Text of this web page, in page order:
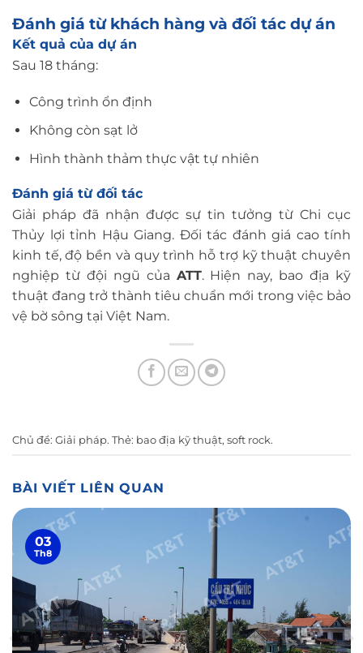
Đánh giá từ khách hàng và đối tác dự án
Kết quả của dự án
Sau 18 tháng:
Công trình ổn định
Không còn sạt lở
Hình thành thảm thực vật tự nhiên
Đánh giá từ đối tác
Giải pháp đã nhận được sự tin tưởng từ Chi cục
Thủy lợi tỉnh Hậu Giang. Đối tác đánh giá cao tính
kinh tế, độ bền và quy trình hỗ trợ kỹ thuật chuyên
nghiệp từ đội ngũ của ATT. Hiện nay, bao địa kỹ
thuật đang trở thành tiêu chuẩn mới trong việc bảo
vệ bờ sông tại Việt Nam.
Chủ đề: Giải pháp. Thẻ: bao địa kỹ thuật, soft rock.
BÀI VIẾT LIÊN QUAN
03
Th8